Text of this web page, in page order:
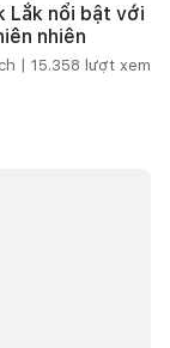
Lắk nổi bật với
nhiên
| 15.358 lượt xem